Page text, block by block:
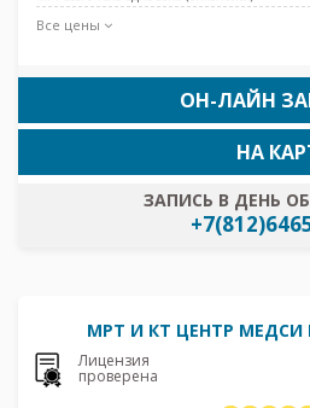
Все цены
ОН-ЛАЙН
ЗАПИСЬ В ДЕНЬ
НА
МРТ И КТ ЦЕНТР
Лицензия
проверена